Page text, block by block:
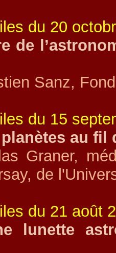
du 20
de
Sanz,
du 15
au fil
Graner,
de
du 21 août
lunette